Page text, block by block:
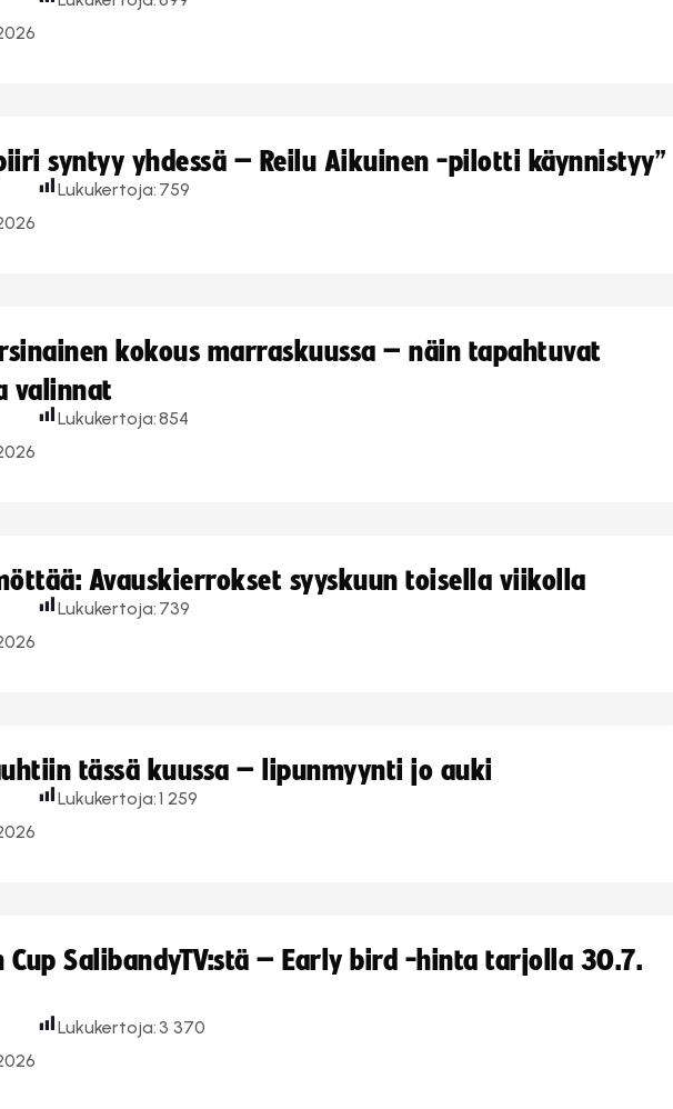
syntyy yhdessä – Reilu Aikuinen -pilotti käynnistyy”
Lukukertoja: 759
kokous marraskuussa – näin tapahtuvat
valinnat
Lukukertoja:854
Avauskierrokset syyskuun toisella viikolla
Lukukertoja: 739
tässä kuussa – lipunmyynti jo auki
Lukukertoja:1 259
Cup SalibandyTV:stä – Early bird -hinta tarjolla 30.7.
Lukukertoja: 3 370